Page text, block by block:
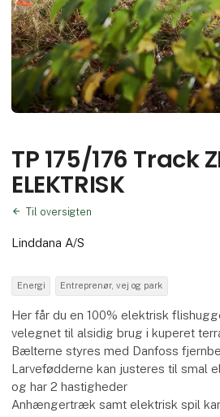
TP 175/176 Track
ELEKTRISK
Til oversigten
Linddana A/S
Energi Entreprenør, vej og park
Her får du en 100% elektrisk
velegnet til alsidig brug i kuperet
Bælterne styres med Danfoss
Larvefødderne kan justeres til smal
og har 2 hastigheder
Anhængertræk samt elektrisk spil